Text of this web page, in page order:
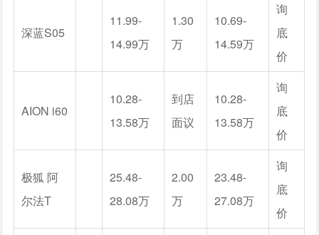
深蓝S05
11.99-
14.99万
1.30
万
10.69-
14.59万
询
底
价
AION i60
10.28-
13.58万
到店
面议
10.28-
13.58万
询
底
价
极狐 阿
尔法T
25.48-
28.08万
2.00
万
23.48-
27.08万
询
底
价